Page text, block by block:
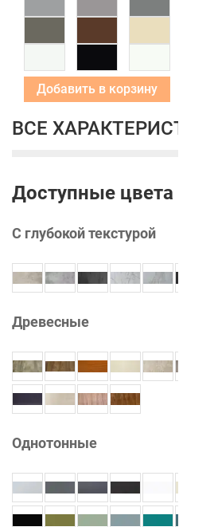
Добавить в корзину
ВСЕ ХАРАКТЕРИСТИКИ
Доступные цвета
С глубокой текстурой
Древесные
Однотонные